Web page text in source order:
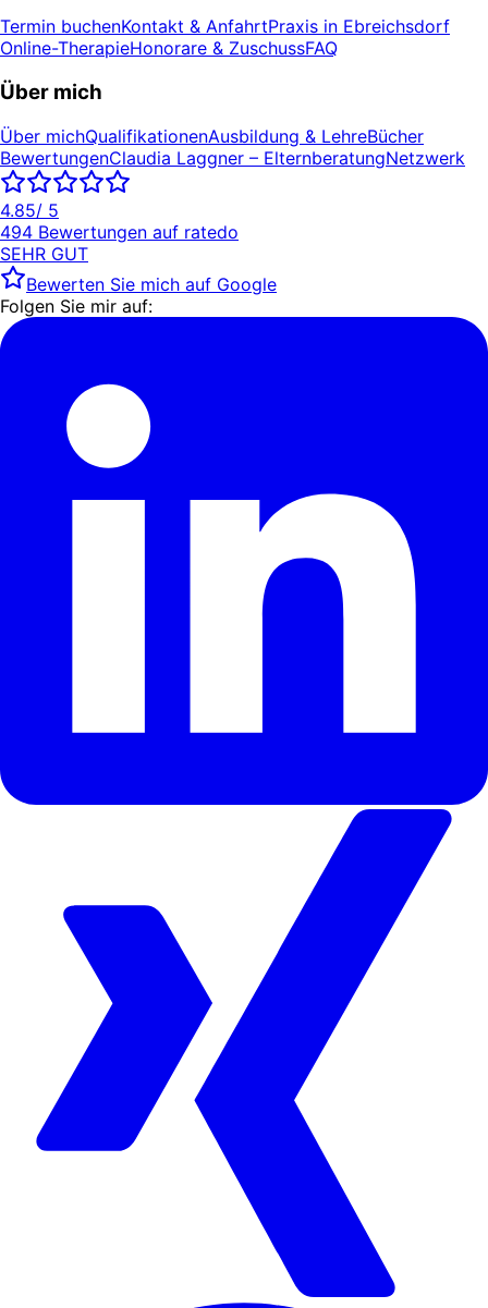
Termin buchenKontakt & AnfahrtPraxis in Ebreichsdorf
Online-TherapieHonorare & ZuschussFAQ
Über mich
Über michQualifikationenAusbildung & LehreBücher
BewertungenClaudia Laggner – ElternberatungNetzwerk
4.85/ 5
494 Bewertungen auf ratedo
SEHR GUT
Bewerten Sie mich auf Google
Folgen Sie mir auf: